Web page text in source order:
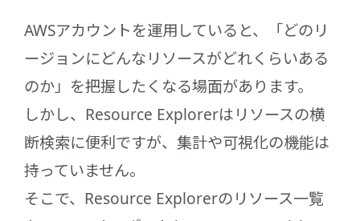
AWSアカウントを運用していると、「どのリ
ージョンにどんなリソースがどれくらいある
のか」を把握したくなる場面があります。
しかし、Resource Explorerはリソースの横
断検索に便利ですが、集計や可視化の機能は
持っていません。
そこで、Resource Explorerのリソース一覧